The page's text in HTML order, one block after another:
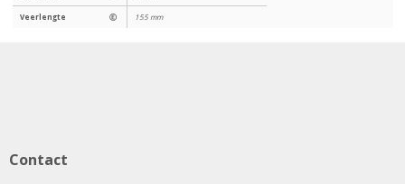
Veerlengte Ⓔ 155 mm
Contact